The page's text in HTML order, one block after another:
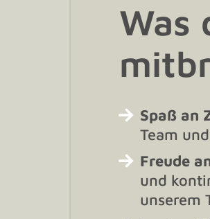
Was
Spaß an
Team
Freude
und
unserem